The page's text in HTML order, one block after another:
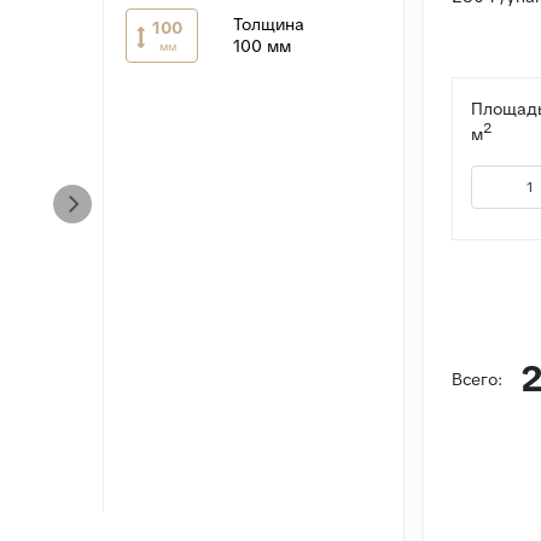
100
мм
Толщина
100 мм
м2
Всего: